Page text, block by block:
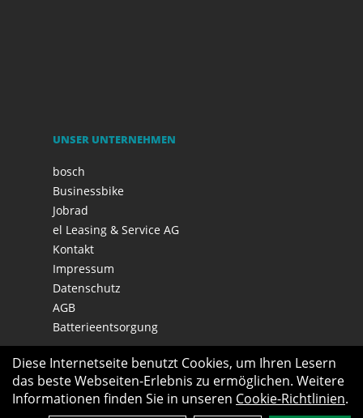
UNSER UNTERNEHMEN
bosch
Businessbike
Jobrad
el Leasing & Service AG
Kontakt
Impressum
Datenschutz
AGB
Batterieentsorgung
Diese Internetseite benutzt Cookies, um Ihren Lesern
das beste Webseiten-Erlebnis zu ermöglichen. Weitere
Informationen finden Sie in unseren Cookie-Richtlinien.